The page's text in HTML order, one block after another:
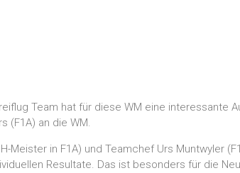
Team hat für diese WM eine interessante
(F1A) an die WM.
in F1A) und Teamchef Urs Muntwyler
Resultate. Das ist besonders für die